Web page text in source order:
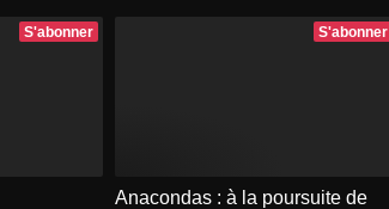
S'abonner S'abonner
Anacondas : à la poursuite de